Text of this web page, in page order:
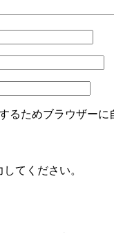
るためブラウザーに
てください。